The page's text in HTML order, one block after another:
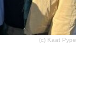
(c) Kaat Pype